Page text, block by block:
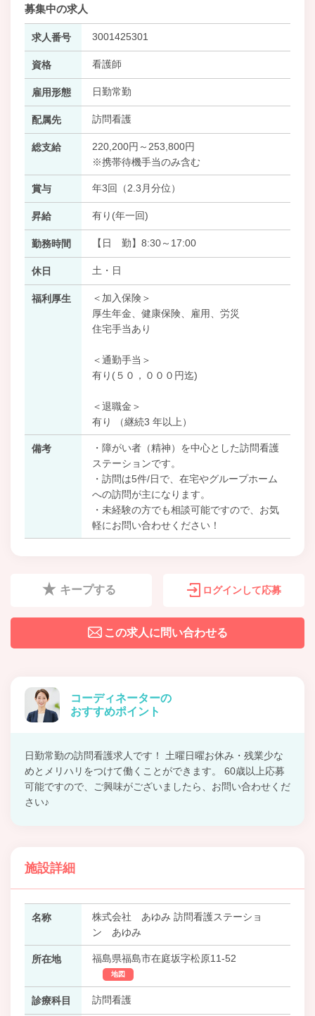
募集中の求人
求人番号 3001425301
資格 看護師
雇用形態 日勤常勤
配属先 訪問看護
総支給
220,200円～253,800円
※携帯待機手当のみ含む
賞与 年3回（2.3月分位）
昇給 有り(年一回)
勤務時間 【日 勤】8:30～17:00
休日 土・日
福利厚生
＜加入保険＞
厚生年金、健康保険、雇用、労災
住宅手当あり
＜通勤手当＞
有り(５０，０００円迄)
＜退職金＞
有り （継続3 年以上）
備考
・障がい者（精神）を中心とした訪問看護
ステーションです。
・訪問は5件/日で、在宅やグループホーム
への訪問が主になります。
・未経験の方でも相談可能ですので、お気
軽にお問い合わせください！
キープする ログインして応募
この求人に問い合わせる
コーディネーターの
おすすめポイント
日勤常勤の訪問看護求人です！ 土曜日曜お休み・残業少な
めとメリハリをつけて働くことができます。 60歳以上応募
可能ですので、ご興味がございましたら、お問い合わせくだ
さい♪
施設詳細
名称
株式会社 あゆみ 訪問看護ステーショ
ン あゆみ
所在地 福島県福島市在庭坂字松原11-52
地図
診療科目 訪問看護